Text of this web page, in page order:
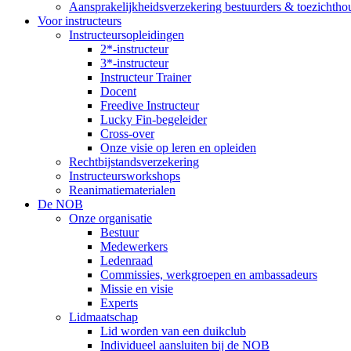
Aansprakelijkheidsverzekering bestuurders &
Voor instructeurs
Instructeursopleidingen
2*-instructeur
3*-instructeur
Instructeur Trainer
Docent
Freedive Instructeur
Lucky Fin-begeleider
Cross-over
Onze visie op leren en opleiden
Rechtbijstandsverzekering
Instructeursworkshops
Reanimatiematerialen
De NOB
Onze organisatie
Bestuur
Medewerkers
Ledenraad
Commissies, werkgroepen en ambassadeurs
Missie en visie
Experts
Lidmaatschap
Lid worden van een duikclub
Individueel aansluiten bij de NOB